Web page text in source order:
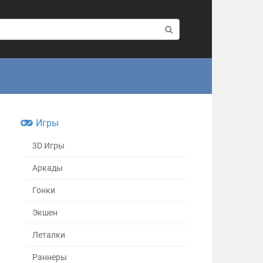
Игры
3D Игры
Аркады
Гонки
Экшен
Леталки
Раннеры